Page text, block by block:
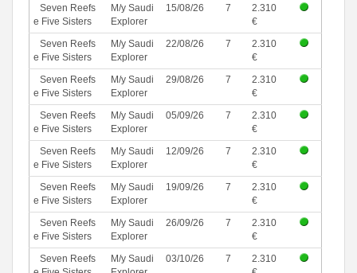
Seven Reefs
e Five Sisters
M/y Saudi
Explorer
15/08/26 7
2.310
€
Seven Reefs
e Five Sisters
M/y Saudi
Explorer
22/08/26 7
2.310
€
Seven Reefs
e Five Sisters
M/y Saudi
Explorer
29/08/26 7
2.310
€
Seven Reefs
e Five Sisters
M/y Saudi
Explorer
05/09/26 7
2.310
€
Seven Reefs
e Five Sisters
M/y Saudi
Explorer
12/09/26 7
2.310
€
Seven Reefs
e Five Sisters
M/y Saudi
Explorer
19/09/26 7
2.310
€
Seven Reefs
e Five Sisters
M/y Saudi
Explorer
26/09/26 7
2.310
€
Seven Reefs
M/y Saudi
03/10/26 7
2.310